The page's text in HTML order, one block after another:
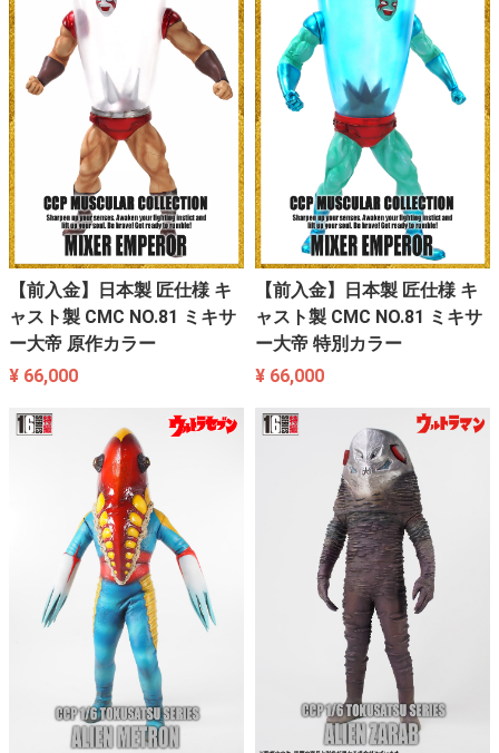
【前入金】日本製 匠仕様 キ
ャスト製 CMC NO.81 ミキサ
ー大帝 原作カラー
¥ 66,000
【前入金】日本製 匠仕様 キ
ャスト製 CMC NO.81 ミキサ
ー大帝 特別カラー
¥ 66,000